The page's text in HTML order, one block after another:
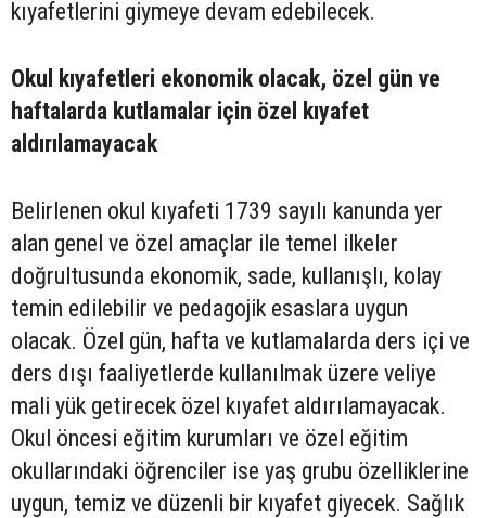
kıyafetlerini giymeye devam edebilecek.
Okul kıyafetleri ekonomik olacak, özel gün ve
haftalarda kutlamalar için özel kıyafet
aldırılamayacak
Belirlenen okul kıyafeti 1739 sayılı kanunda yer
alan genel ve özel amaçlar ile temel ilkeler
doğrultusunda ekonomik, sade, kullanışlı, kolay
temin edilebilir ve pedagojik esaslara uygun
olacak. Özel gün, hafta ve kutlamalarda ders içi ve
ders dışı faaliyetlerde kullanılmak üzere veliye
mali yük getirecek özel kıyafet aldırılamayacak.
Okul öncesi eğitim kurumları ve özel eğitim
okullarındaki öğrenciler ise yaş grubu özelliklerine
uygun, temiz ve düzenli bir kıyafet giyecek. Sağlık